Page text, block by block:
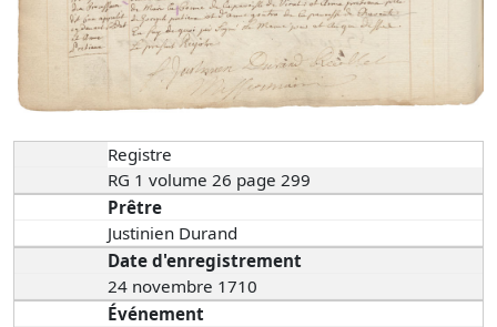
Registre
RG 1 volume 26 page 299
Prêtre
Justinien Durand
Date d'enregistrement
24 novembre 1710
Événement